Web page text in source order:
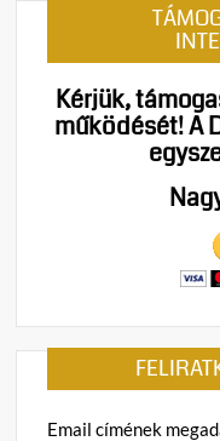
Kérjük,
működését!A
Email címének